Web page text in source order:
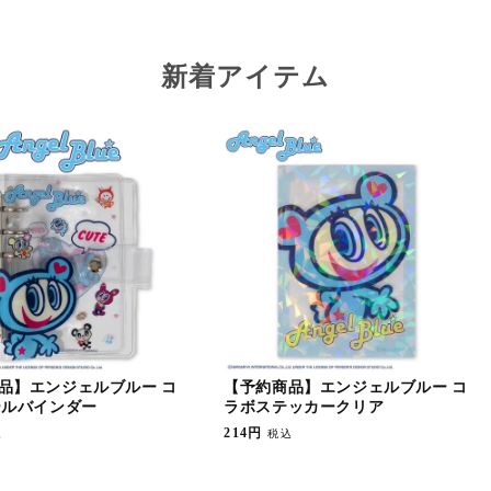
新着アイテム
】エンジェルブルー コ
バインダー
【予約商品】エンジェルブルー コ
ラボステッカークリア
通
214円 税込